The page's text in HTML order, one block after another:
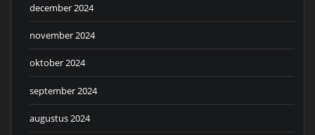
december 2024
november 2024
oktober 2024
september 2024
augustus 2024